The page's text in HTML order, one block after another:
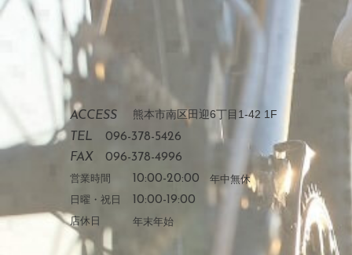
ACCESS 熊本市南区田迎6丁目1-42 1F
TEL
096-378-5426
FAX
096-378-4996
営業時間 10:00-20:00 年中無休
日曜・祝日
10:00-19:00
店休日 年末年始